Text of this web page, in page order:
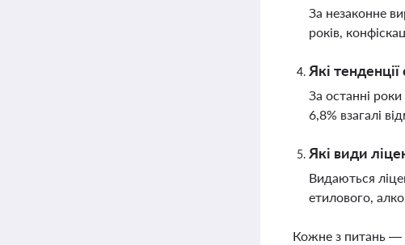
За незаконне
років,
Які
За останні
6,8% взагалі
Які види
Видаються
етилового,
Кожне з питань —